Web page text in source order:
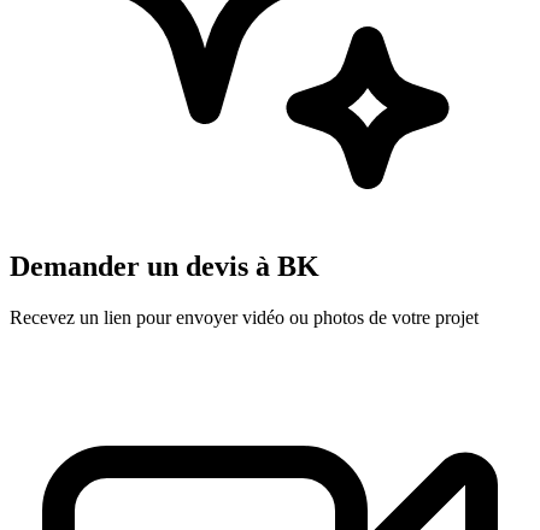
Demander un devis à BK
Recevez un lien pour envoyer vidéo ou photos de votre projet